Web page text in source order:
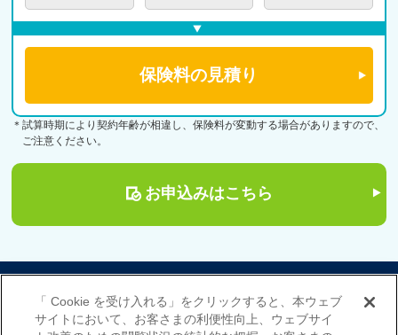
＊試算時期により契約年齢が相違し、保険料が変動する場合がありますので、
ご注意ください。
お申込みはこちら
勧誘方針
プライバシーポリシー（個人情報のお取扱いについて）
「 Cookie を受け入れる」をクリックすると、本ウェブ
サイトにおいて、お客さまの利便性向上、ウェブサイ